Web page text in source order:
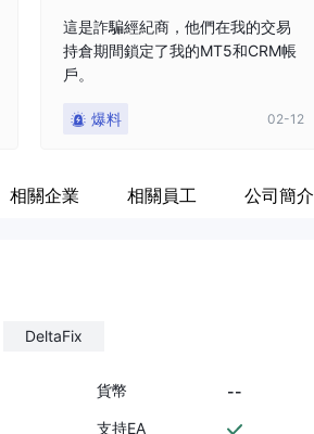
這是詐騙經紀商，他們在我的交易
持倉期間鎖定了我的MT5和CRM帳
戶。
爆料 02-12
相關企業 相關員工 公司簡介
DeltaFix
貨幣
--
支持EA